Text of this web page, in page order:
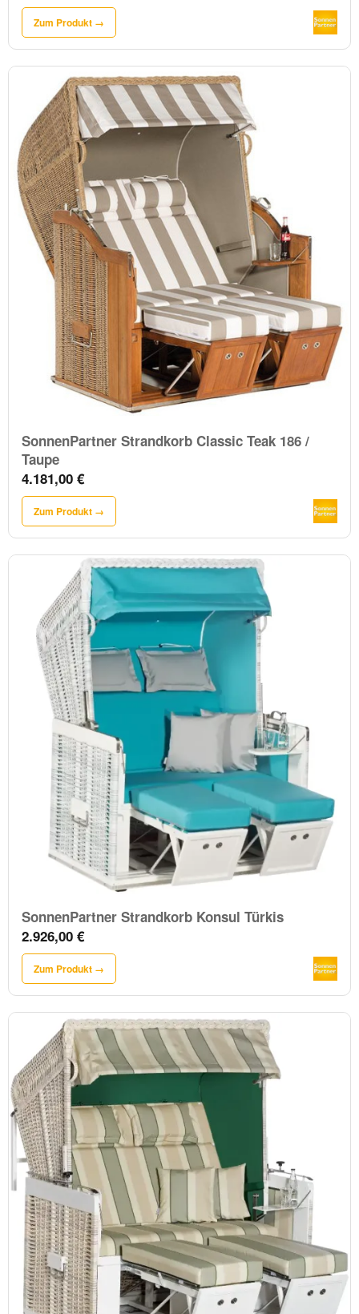
Zum Produkt →
SonnenPartner Strandkorb Classic Teak 186 /
Taupe
4.181,00 €
Zum Produkt →
SonnenPartner Strandkorb Konsul Türkis
2.926,00 €
Zum Produkt →